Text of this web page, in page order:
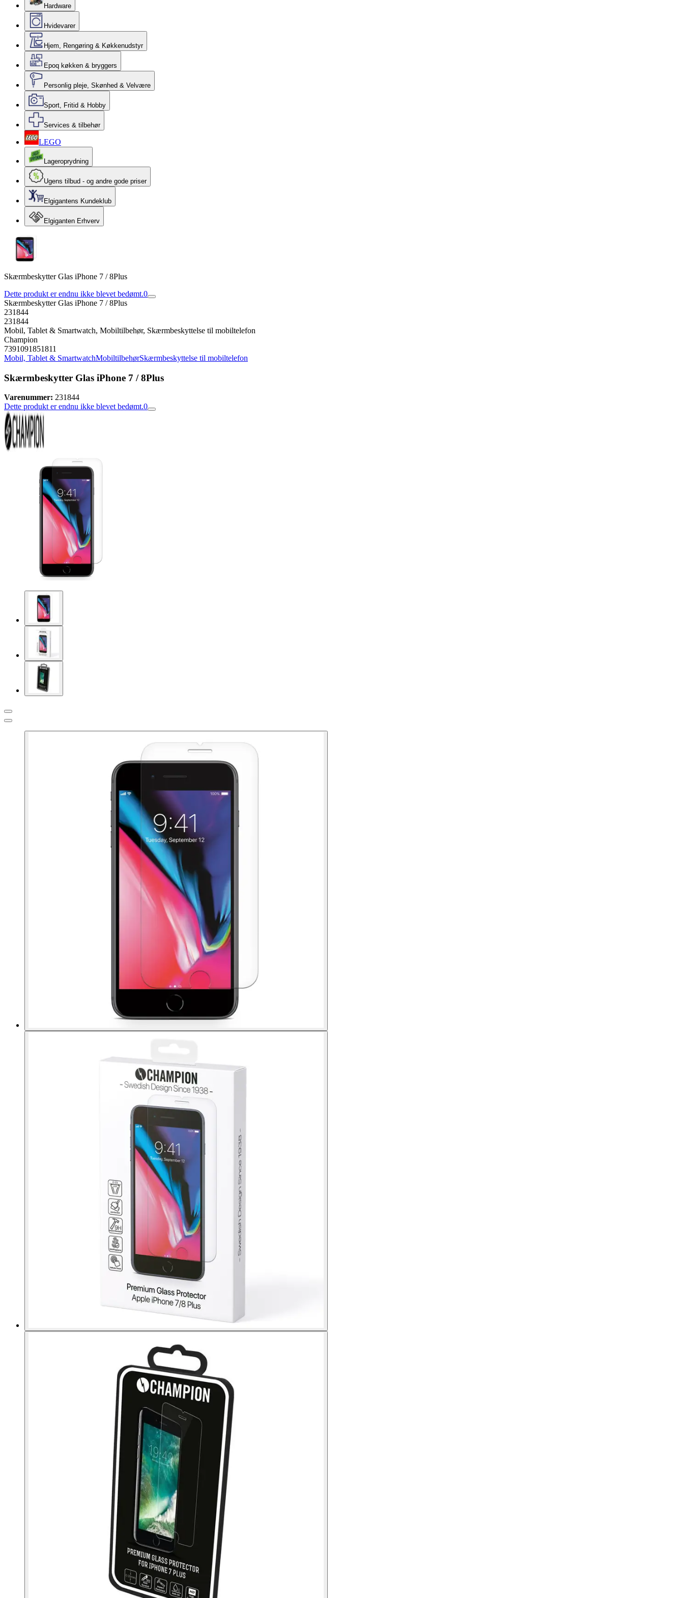
Hardware
Hvidevarer
Hjem, Rengøring & Køkkenudstyr
Epoq køkken & bryggers
Personlig pleje, Skønhed & Velvære
Sport, Fritid & Hobby
Services & tilbehør
LEGO
Lageroprydning
Ugens tilbud - og andre gode priser
Elgigantens Kundeklub
Elgiganten Erhverv
Skærmbeskytter Glas iPhone 7 / 8Plus
Dette produkt er endnu ikke blevet bedømt.0
Skærmbeskytter Glas iPhone 7 / 8Plus
231844
231844
Mobil, Tablet & Smartwatch, Mobiltilbehør, Skærmbeskyttelse til mobiltelefon
Champion
7391091851811
Mobil, Tablet & SmartwatchMobiltilbehørSkærmbeskyttelse til mobiltelefon
Skærmbeskytter Glas iPhone 7 / 8Plus
Varenummer: 231844
Dette produkt er endnu ikke blevet bedømt.0